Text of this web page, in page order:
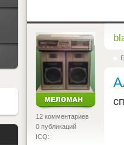
<
12 комментариев
0 публикаций
ICQ: